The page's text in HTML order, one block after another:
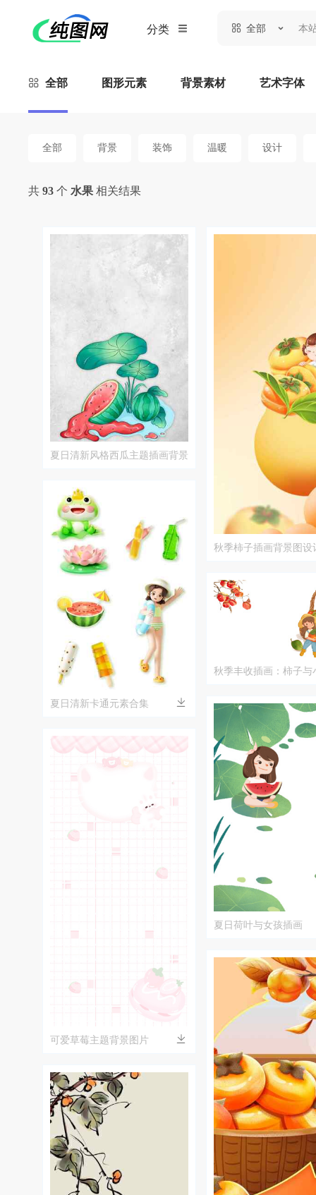
分类 全部
全部 图形元素 背景素材 艺术字体
全部 背景 装饰 温暖 设计
共 93 个 水果 相关结果
夏日清新风格西瓜主题插画背景
夏日清新卡通元素合集
可爱草莓主题背景图片
秋季柿子插画背景图设
秋季丰收插画：柿子与
夏日荷叶与女孩插画